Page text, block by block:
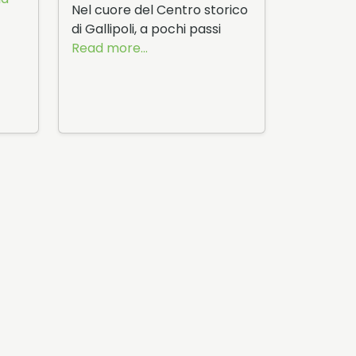
Nel cuore del Centro storico
di Gallipoli, a pochi passi
Read more...